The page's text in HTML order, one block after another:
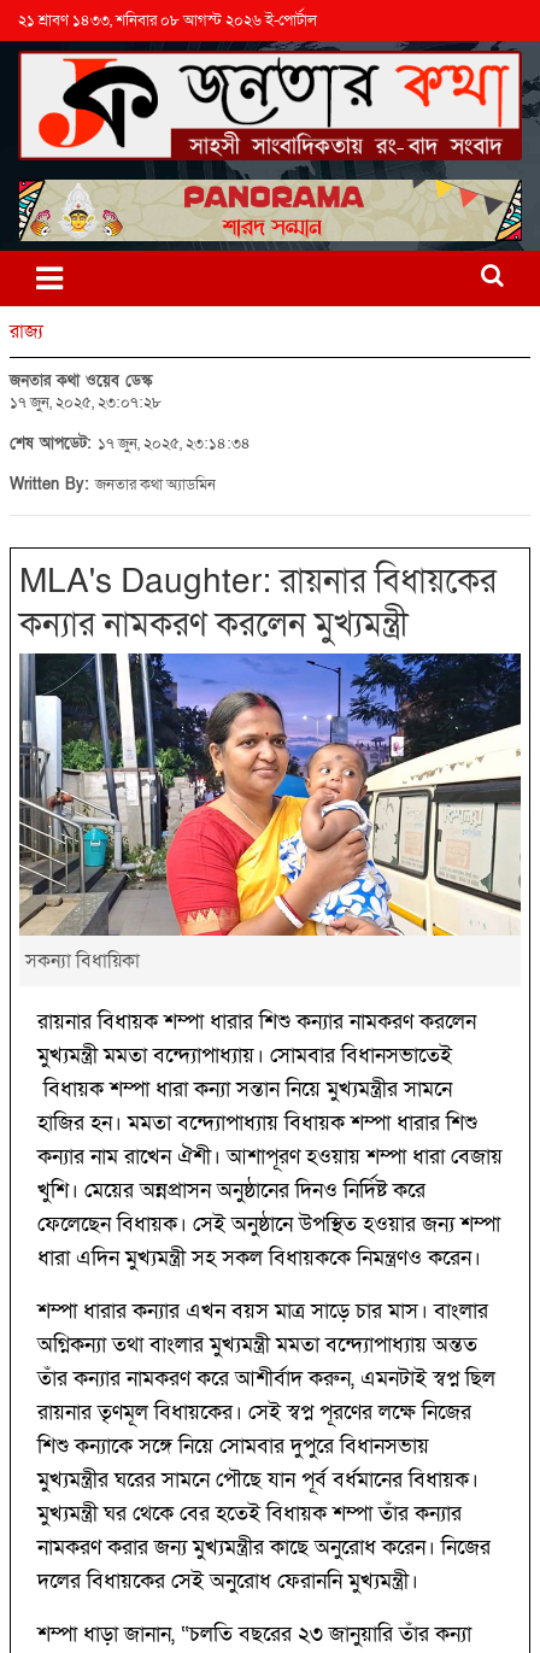
২১ শ্রাবণ ১৪৩৩, শনিবার ০৮ আগস্ট ২০২৬ ই-পোর্টাল
রাজ্য
জনতার কথা ওয়েব ডেস্ক
১৭ জুন, ২০২৫, ২৩:০৭:২৮
শেষ আপডেট: ১৭ জুন, ২০২৫, ২৩:১৪:৩৪
Written By:জনতার কথা অ্যাডমিন
MLA's Daughter: রায়নার বিধায়কের
কন্যার নামকরণ করলেন মুখ্যমন্ত্রী
সকন্যা বিধায়িকা
রায়নার বিধায়ক শম্পা ধারার শিশু কন্যার নামকরণ করলেন
মুখ্যমন্ত্রী মমতা বন্দ্যোপাধ্যায়। সোমবার বিধানসভাতেই
বিধায়ক শম্পা ধারা কন্যা সন্তান নিয়ে মুখ্যমন্ত্রীর সামনে
হাজির হন। মমতা বন্দ্যোপাধ্যায় বিধায়ক শম্পা ধারার শিশু
কন্যার নাম রাখেন ঐশী। আশাপূরণ হওয়ায় শম্পা ধারা বেজায়
খুশি। মেয়ের অন্নপ্রাসন অনুষ্ঠানের দিনও নির্দিষ্ট করে
ফেলেছেন বিধায়ক। সেই অনুষ্ঠানে উপস্থিত হওয়ার জন্য শম্পা
ধারা এদিন মুখ্যমন্ত্রী সহ সকল বিধায়ককে নিমন্ত্রণও করেন।
শম্পা ধারার কন্যার এখন বয়স মাত্র সাড়ে চার মাস। বাংলার
অগ্নিকন্যা তথা বাংলার মুখ্যমন্ত্রী মমতা বন্দ্যোপাধ্যায় অন্তত
তাঁর কন্যার নামকরণ করে আশীর্বাদ করুন, এমনটাই স্বপ্ন ছিল
রায়নার তৃণমূল বিধায়কের। সেই স্বপ্ন পূরণের লক্ষে নিজের
শিশু কন্যাকে সঙ্গে নিয়ে সোমবার দুপুরে বিধানসভায়
মুখ্যমন্ত্রীর ঘরের সামনে পৌছে যান পূর্ব বর্ধমানের বিধায়ক।
মুখ্যমন্ত্রী ঘর থেকে বের হতেই বিধায়ক শম্পা তাঁর কন্যার
নামকরণ করার জন্য মুখ্যমন্ত্রীর কাছে অনুরোধ করেন। নিজের
দলের বিধায়কের সেই অনুরোধ ফেরাননি মুখ্যমন্ত্রী।
শম্পা ধাড়া জানান, “চলতি বছরের ২৩ জানুয়ারি তাঁর কন্যা